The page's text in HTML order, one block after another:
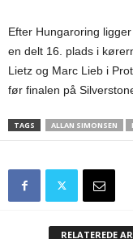
Efter Hungaroring
en delt 16. plads i
Lietz og Marc Lieb i
før finalen på
TAGS ALLAN SIMONSEN
RELATEREDE